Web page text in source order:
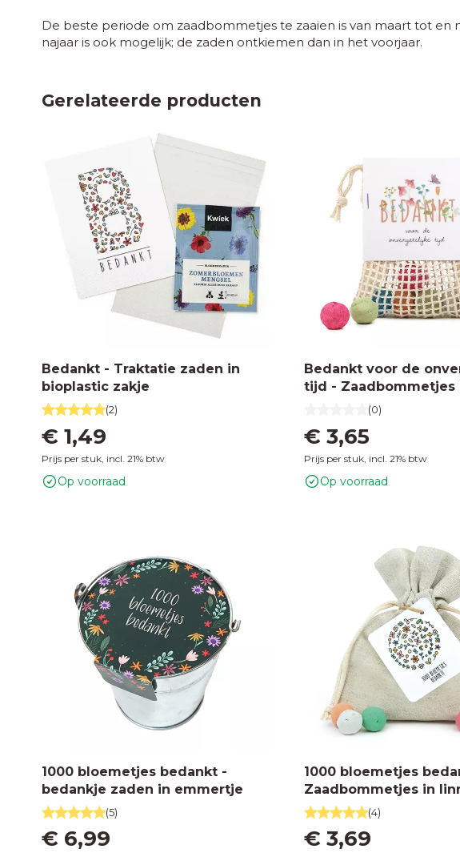
De beste periode om zaadbommetjes te zaaien is van maart tot en
najaar is ook mogelijk; de zaden ontkiemen dan in het voorjaar.
Gerelateerde producten
Bedankt - Traktatie zaden in
bioplastic zakje
(2)
€ 1,49
Prijs per stuk, incl. 21% btw
Op voorraad
Bedankt voor de
tijd - Zaadbommetjes
netzakje // Mijksje
(0)
€ 3,65
Prijs per stuk, incl. 21% btw
Op voorraad
1000 bloemetjes bedankt -
bedankje zaden in emmertje
(5)
€ 6,99
1000 bloemetjes
Zaadbommetjes in
Eef
(4)
€ 3,69